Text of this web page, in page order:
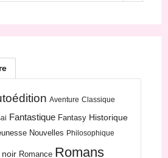
Aventure Classique
Fantastique Fantasy Historique
Nouvelles Philosophique
noir Romance Romans